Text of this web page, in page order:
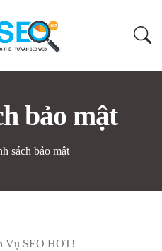
bảo mật
sách bảo mật
Vụ SEO HOT!